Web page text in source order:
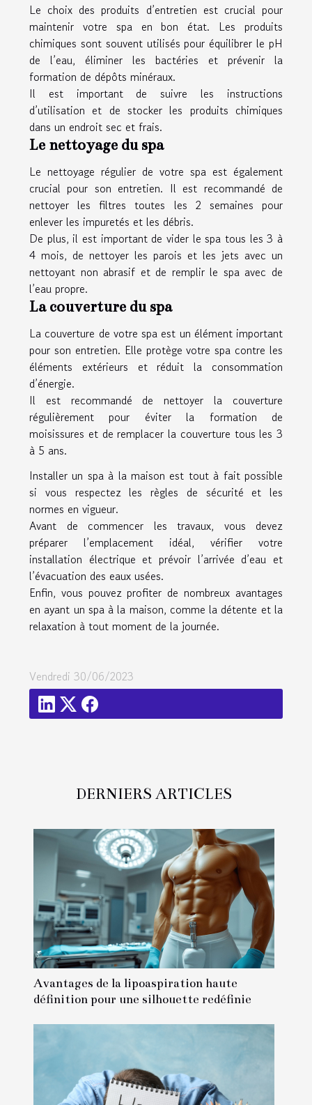
Le choix des produits d’entretien est crucial pour
maintenir votre spa en bon état. Les produits
chimiques sont souvent utilisés pour équilibrer le pH
de l’eau, éliminer les bactéries et prévenir la
formation de dépôts minéraux.
Il est important de suivre les instructions
d’utilisation et de stocker les produits chimiques
dans un endroit sec et frais.
Le nettoyage du spa
Le nettoyage régulier de votre spa est également
crucial pour son entretien. Il est recommandé de
nettoyer les filtres toutes les 2 semaines pour
enlever les impuretés et les débris.
De plus, il est important de vider le spa tous les 3 à
4 mois, de nettoyer les parois et les jets avec un
nettoyant non abrasif et de remplir le spa avec de
l’eau propre.
La couverture du spa
La couverture de votre spa est un élément important
pour son entretien. Elle protège votre spa contre les
éléments extérieurs et réduit la consommation
d’énergie.
Il est recommandé de nettoyer la couverture
régulièrement pour éviter la formation de
moisissures et de remplacer la couverture tous les 3
à 5 ans.
Installer un spa à la maison est tout à fait possible
si vous respectez les règles de sécurité et les
normes en vigueur.
Avant de commencer les travaux, vous devez
préparer l’emplacement idéal, vérifier votre
installation électrique et prévoir l’arrivée d’eau et
l’évacuation des eaux usées.
Enfin, vous pouvez profiter de nombreux avantages
en ayant un spa à la maison, comme la détente et la
relaxation à tout moment de la journée.
Vendredi 30/06/2023
DERNIERS ARTICLES
Avantages de la lipoaspiration haute
définition pour une silhouette redéfinie